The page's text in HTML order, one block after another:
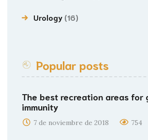
Urology (16)
Popular posts
The best recreation areas for
immunity
7 de noviembre de 2018 754